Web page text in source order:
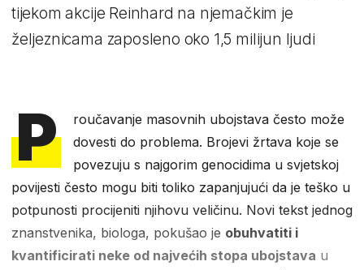
tijekom akcije Reinhard na njemačkim je
željeznicama zaposleno oko 1,5 milijun ljudi
P
roučavanje masovnih ubojstava često može
dovesti do problema. Brojevi žrtava koje se
povezuju s najgorim genocidima u svjetskoj
povijesti često mogu biti toliko zapanjujući da je teško u
potpunosti procijeniti njihovu veličinu. Novi tekst jednog
znanstvenika, biologa, pokušao je obuhvatiti i
kvantificirati neke od najvećih stopa ubojstava u